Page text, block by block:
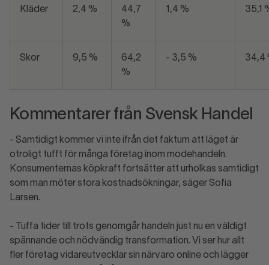
Kläder 2,4 %
44,7
%
1,4 % 35,1
Skor 9,5 %
64,2
%
- 3,5 % 34,4
Kommentarer från Svensk Handel
- Samtidigt kommer vi inte ifrån det faktum att läget är
otroligt tufft för många företag inom modehandeln.
Konsumenternas köpkraft fortsätter att urholkas samtidigt
som man möter stora kostnadsökningar, säger Sofia
Larsen.
- Tuffa tider till trots genomgår handeln just nu en väldigt
spännande och nödvändig transformation. Vi ser hur allt
fler företag vidareutvecklar sin närvaro online och lägger